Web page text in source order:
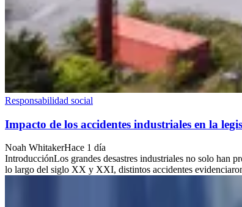
Responsabilidad social
Impacto de los accidentes industriales en la
Noah WhitakerHace 1 día
IntroducciónLos grandes desastres industriales no solo han
lo largo del siglo XX y XXI, distintos accidentes